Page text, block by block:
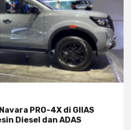
PRO-4X di GIIAS
Diesel dan ADAS